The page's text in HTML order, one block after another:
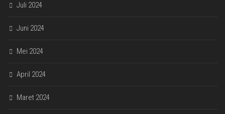
Juli 2024
Juni 2024
Mei 2024
April 2024
Maret 2024